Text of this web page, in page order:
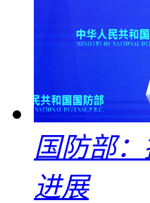
国防部
进展